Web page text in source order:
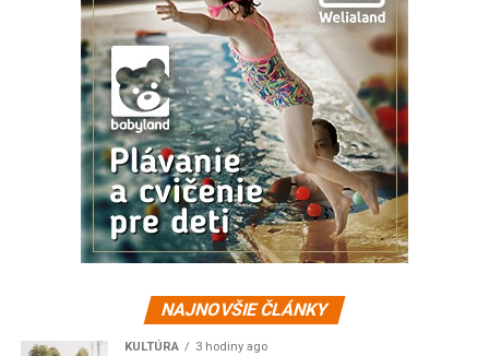
NAJNOVŠIE ČLÁNKY
KULTÚRA 3 hodiny ago